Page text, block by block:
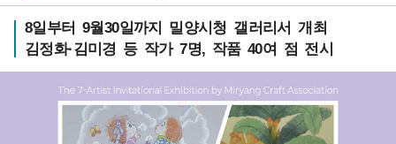
8일부터 9월30일까지 밀양시청 갤러리서 개최
김정화·김미경 등 작가 7명, 작품 40여 점 전시